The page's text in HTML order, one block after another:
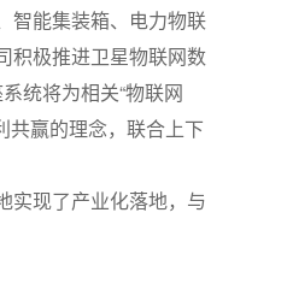
智能集装箱、电力物联
积极推进卫星物联网数
统将为相关“物联网
共赢的理念，联合上下
实现了产业化落地，与